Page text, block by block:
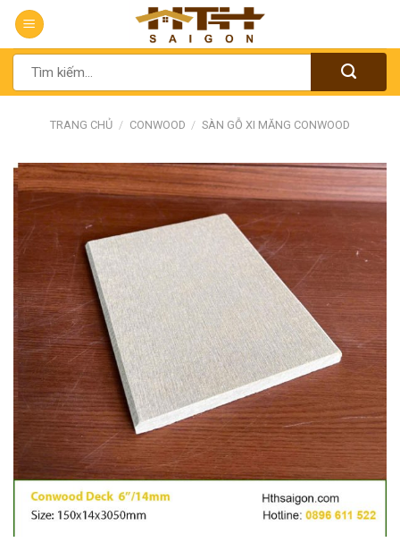
Chuyển
đến
nộiTìm
kiếm:
TRANG CHỦ / CONWOOD / SÀN GỖ XI MĂNG CONWOOD